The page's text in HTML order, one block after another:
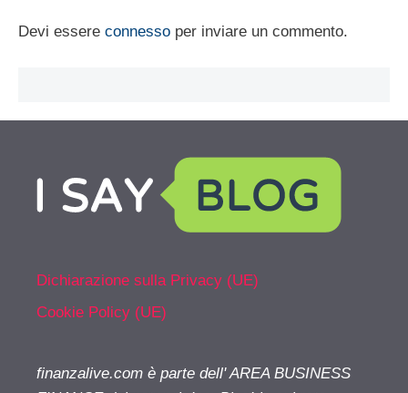
Devi essere connesso per inviare un commento.
Dichiarazione sulla Privacy (UE)
Cookie Policy (UE)
finanzalive.com è parte dell' AREA BUSINESS